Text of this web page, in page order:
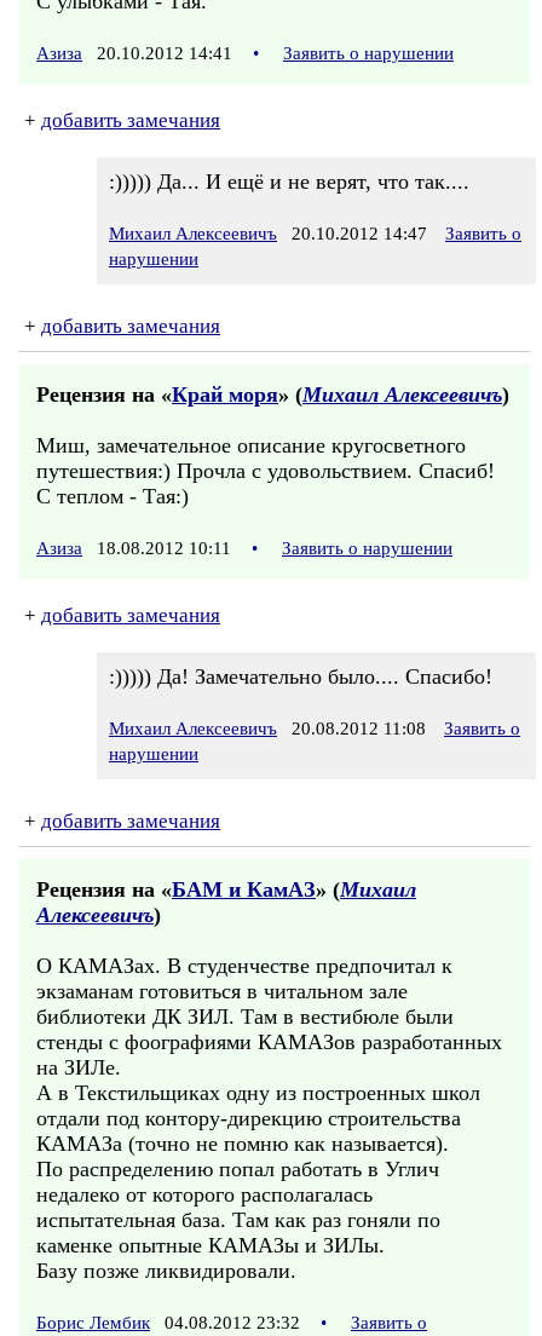
Азиза 20.10.2012 14:41 • Заявить о нарушении
+ добавить замечания
:))))) Да... И ещё и не верят, что так....
Михаил Алексеевичъ 20.10.2012 14:47
Заявить о
нарушении
+ добавить замечания
Рецензия на «Край моря» (Михаил Алексеевичъ)
Миш, замечательное описание кругосветного
путешествия:) Прочла с удовольствием. Спасиб!
С теплом - Тая:)
Азиза 18.08.2012 10:11 • Заявить о нарушении
+ добавить замечания
:))))) Да! Замечательно было.... Спасибо!
Михаил Алексеевичъ 20.08.2012 11:08
Заявить о
нарушении
+ добавить замечания
Рецензия на «БАМ и КамАЗ» (Михаил
Алексеевичъ)
О КАМАЗах. В студенчестве предпочитал к
экзаманам готовиться в читальном зале
библиотеки ДК ЗИЛ. Там в вестибюле были
стенды с фоографиями КАМАЗов разработанных
на ЗИЛе.
А в Текстильщиках одну из построенных школ
отдали под контору-дирекцию строительства
КАМАЗа (точно не помню как называется).
По распределению попал работать в Углич
недалеко от которого располагалась
испытательная база. Там как раз гоняли по
каменке опытные КАМАЗы и ЗИЛы.
Базу позже ликвидировали.
Борис Лембик 04.08.2012 23:32 •
Заявить о